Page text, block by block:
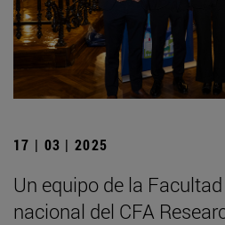
17 | 03 | 2025
Un equipo de la
nacional del CFA